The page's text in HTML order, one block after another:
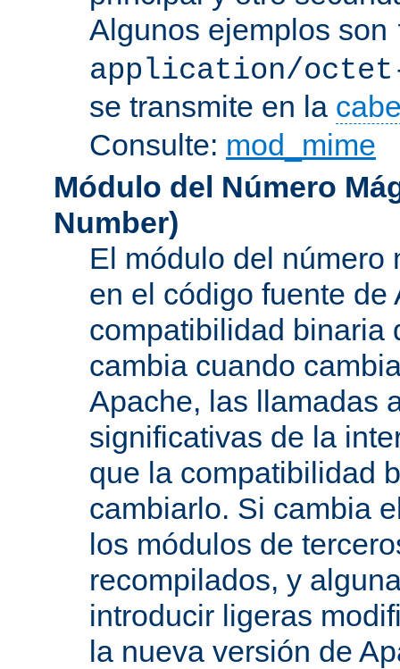
Algunos ejemplos son
application/
se transmite en la
Consulte: mod_mime
Módulo del Número
Number)
El módulo del número
en el código fuente
compatibilidad binaria
cambia cuando
Apache, las llamadas
significativas de la
que la compatibilidad
cambiarlo. Si cambia
los módulos de
recompilados, y
introducir ligeras
la nueva versión de